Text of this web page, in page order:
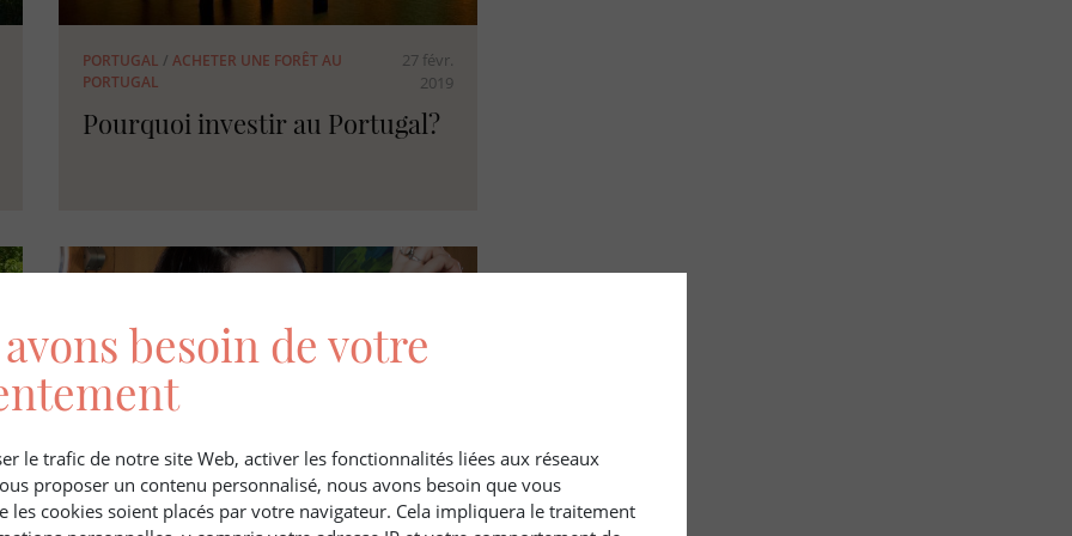
PORTUGAL / ACHETER UNE FORÊT AU
PORTUGAL
27 févr.
2019
Pourquoi investir au Portugal?
FORET/ENVIRONNEMENT 29 sept. 2020
besoin de votre
le trafic de notre site Web, activer les fonctionnalités liées aux réseaux
proposer un contenu personnalisé, nous avons besoin que vous
les cookies soient placés par votre navigateur. Cela impliquera le traitement